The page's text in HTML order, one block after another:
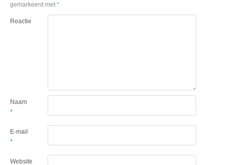
gemarkeerd met*
Reactie
Naam
*
E-mail
*
Website